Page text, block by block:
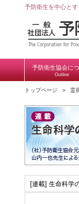
予防衛生を中心と
予防衛生協会に
Outline
トップページ 霊
[連載] 生命科学